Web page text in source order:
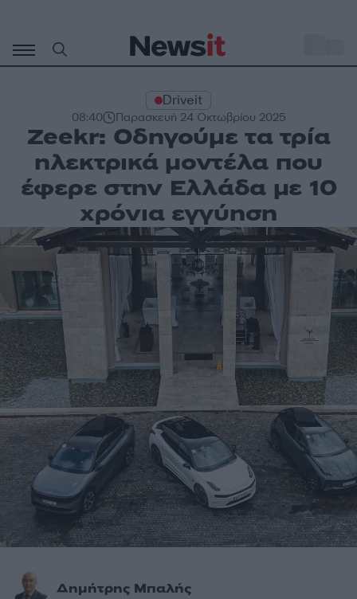
περιεχόμενο
Driveit
08:40 Παρασκευή 24 Οκτωβρίου 2025
Zeekr: Οδηγούμε τα τρία
ηλεκτρικά μοντέλα που
έφερε στην Ελλάδα με 10
χρόνια εγγύηση
Δημήτρης Μπαλής